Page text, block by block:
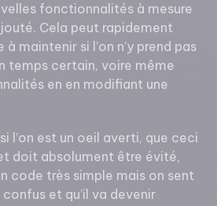
fonctionnalités à mesure
Cela peut rapidement
maintenir si l’on n’y prend pas
temps certain, voire même
en en modifiant une
l’on est un oeil averti, que ceci
doit absolument être évité,
code très simple mais on sent
confus et qu’il va devenir